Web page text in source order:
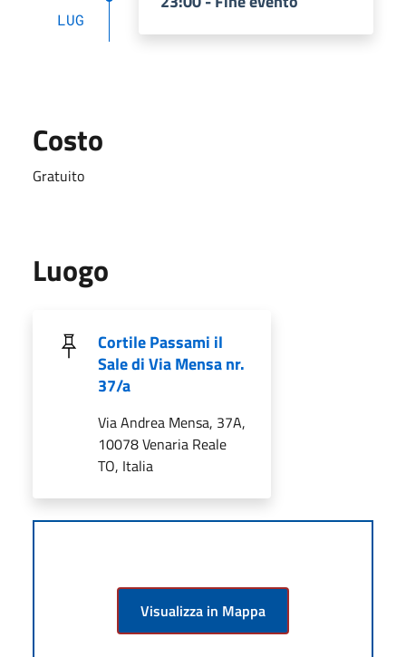
LUG
Costo
Gratuito
Luogo
Cortile Passami il
Sale di Via Mensa nr.
37/a
Via Andrea Mensa, 37A,
10078 Venaria Reale
TO, Italia
Visualizza in Mappa